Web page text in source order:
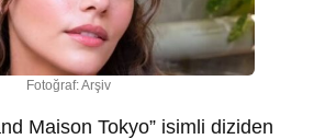
Fotoğraf: Arşiv
Maison Tokyo” isimli diziden